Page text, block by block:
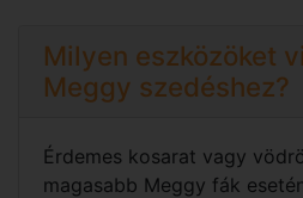
Milyen eszközöket
Meggy szedéshez?
Érdemes kosarat vagy
magasabb Meggy fák